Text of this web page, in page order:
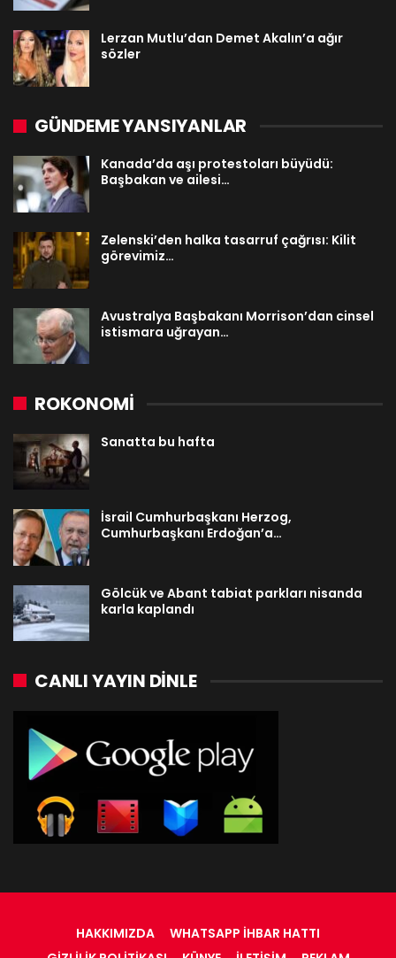
Lerzan Mutlu’dan Demet Akalın’a ağır
sözler
GÜNDEME YANSIYANLAR
Kanada’da aşı protestoları büyüdü:
Başbakan ve ailesi…
Zelenski’den halka tasarruf çağrısı: Kilit
görevimiz…
Avustralya Başbakanı Morrison’dan cinsel
istismara uğrayan…
ROKONOMİ
Sanatta bu hafta
İsrail Cumhurbaşkanı Herzog,
Cumhurbaşkanı Erdoğan’a…
Gölcük ve Abant tabiat parkları nisanda
karla kaplandı
CANLI YAYIN DINLE
HAKKIMIZDA
WHATSAPP İHBAR HATTI